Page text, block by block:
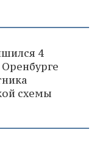
4
схемы